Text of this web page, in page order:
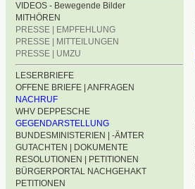
VIDEOS - Bewegende Bilder
MITHÖREN
PRESSE | EMPFEHLUNG
PRESSE | MITTEILUNGEN
PRESSE | UMZU
LESERBRIEFE
OFFENE BRIEFE | ANFRAGEN
NACHRUF
WHV DEPPESCHE
GEGENDARSTELLUNG
BUNDESMINISTERIEN | -ÄMTER
GUTACHTEN | DOKUMENTE
RESOLUTIONEN | PETITIONEN
BÜRGERPORTAL NACHGEHAKT
PETITIONEN